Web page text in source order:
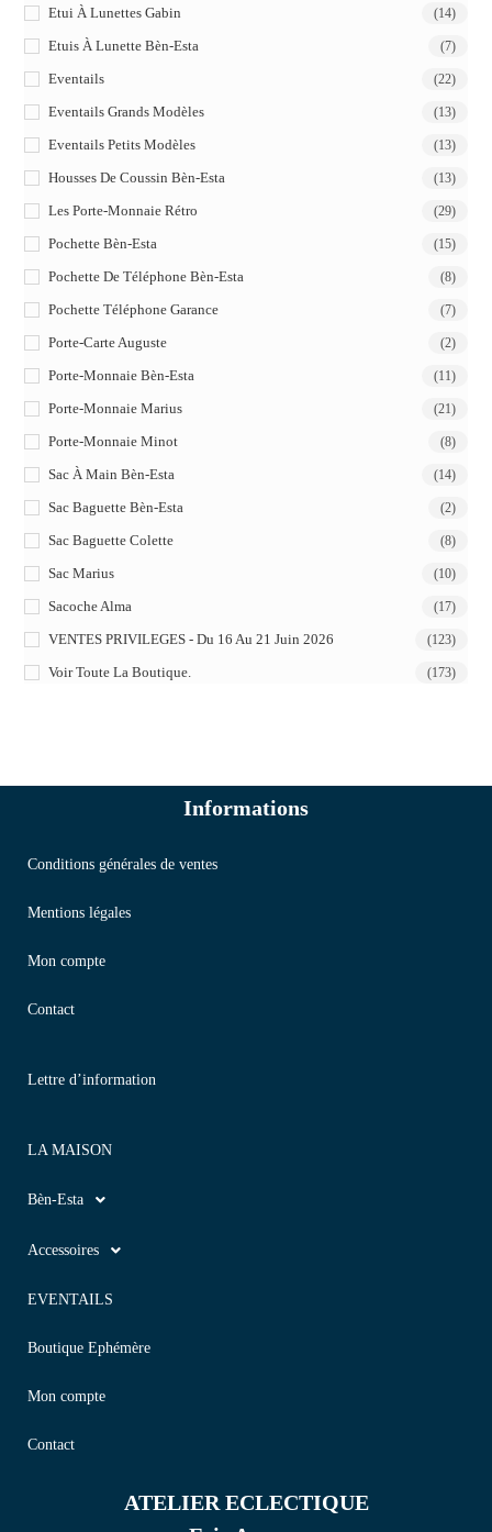
Etui À Lunettes Gabin (14)
Etuis À Lunette Bèn-Esta (7)
Eventails (22)
Eventails Grands Modèles (13)
Eventails Petits Modèles (13)
Housses De Coussin Bèn-Esta (13)
Les Porte-Monnaie Rétro (29)
Pochette Bèn-Esta (15)
Pochette De Téléphone Bèn-Esta (8)
Pochette Téléphone Garance (7)
Porte-Carte Auguste (2)
Porte-Monnaie Bèn-Esta (11)
Porte-Monnaie Marius (21)
Porte-Monnaie Minot (8)
Sac À Main Bèn-Esta (14)
Sac Baguette Bèn-Esta (2)
Sac Baguette Colette (8)
Sac Marius (10)
Sacoche Alma (17)
VENTES PRIVILEGES - Du 16 Au 21 Juin 2026 (123)
Voir Toute La Boutique. (173)
Informations
Conditions générales de ventes
Mentions légales
Mon compte
Contact
Lettre d’information
LA MAISON
Bèn-Esta
Accessoires
EVENTAILS
Boutique Ephémère
Mon compte
Contact
ATELIER ECLECTIQUE